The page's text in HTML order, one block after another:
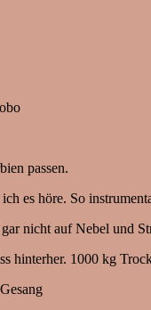
passen.
ich es höre. So
nicht auf Nebel und
hinterher. 1000 kg